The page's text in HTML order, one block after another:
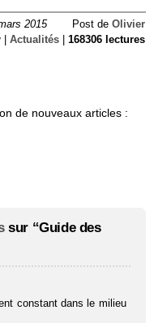
2015 Post de Olivier
Actualités 168306 lectures
de nouveaux articles :
sur “Guide des
constant dans le milieu